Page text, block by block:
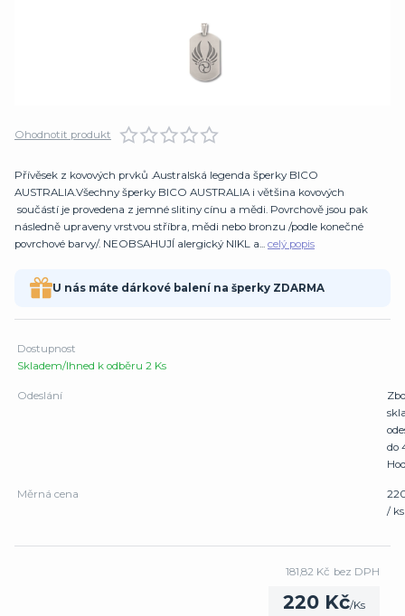
Ohodnotit produkt
Přívěsek z kovových prvků .Australská legenda šperky BICO
AUSTRALIA.Všechny šperky BICO AUSTRALIA i většina kovových
součástí je provedena z jemné slitiny cínu a mědi. Povrchově jsou pak
následně upraveny vrstvou stříbra, mědi nebo bronzu /podle konečné
povrchové barvy/. NEOBSAHUJÍ alergický NIKL a... celý popis
U nás máte dárkové balení na šperky ZDARMA
Dostupnost
Skladem/Ihned k odběru 2 Ks
Odeslání
do
Měrná cena
/ ks
220 Kč/Ks
181,82 Kč bez DPH